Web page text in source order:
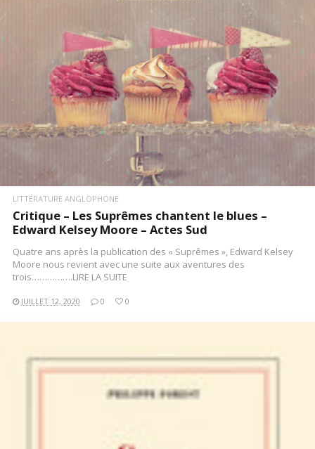
LITTÉRATURE ANGLOPHONE
Critique – Les Suprêmes chantent le blues –
Edward Kelsey Moore – Actes Sud
Quatre ans après la publication des « Suprêmes », Edward Kelsey
Moore nous revient avec une suite aux aventures des
trois…………….LIRE LA SUITE
JUILLET 12, 2020 0 0